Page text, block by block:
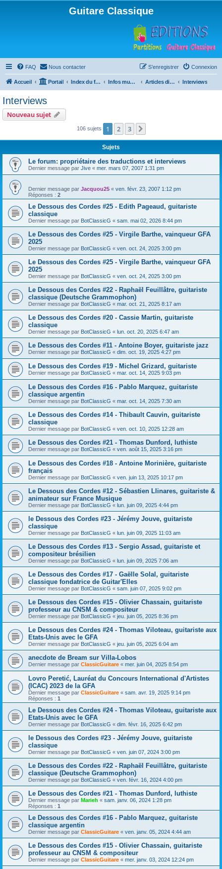
Guitare Classique
FAQ Nous contacter Connexion
S’enregistrer
Accueil Portail Index du forum Infos musicales Articles divers Interviews
Interviews
Nouveau sujet
106 sujets 1 2 3
Sujets
Le forum: propriétaire des traductions et interviews
Dernier message par Jive « mer. mars 07, 2007 1:31 pm
Dernier message par Jacquou25 « ven. févr. 23, 2007 1:12 pm
Réponses : 2
Le Dessous des Cordes #25 - Edith Pageaud, guitariste
classique
Dernier message par BotClassicG « sam. mai 02, 2026 8:44 pm
Le Dessous des Cordes #25 - Virgile Barthe, vainqueur GFA
2025
Dernier message par BotClassicG « ven. oct. 24, 2025 3:00 pm
Le Dessous des Cordes #25 - Virgile Barthe, vainqueur GFA
2025
Dernier message par BotClassicG « ven. oct. 24, 2025 3:00 pm
Le Dessous des Cordes #22 - Raphaël Feuillâtre, guitariste
classique (Deutsche Grammophon)
Dernier message par BotClassicG « mar. oct. 21, 2025 8:17 am
Le Dessous des Cordes #20 - Cassie Martin, guitariste
classique
Dernier message par BotClassicG « lun. oct. 20, 2025 6:47 am
Le Dessous des Cordes #11 - Antoine Boyer, guitariste jazz
Dernier message par BotClassicG « dim. oct. 19, 2025 4:27 pm
Le Dessous des Cordes #19 - Michel Grizard, guitariste
Dernier message par BotClassicG « mar. oct. 14, 2025 9:03 pm
Le Dessous des Cordes #16 - Pablo Marquez, guitariste
classique argentin
Dernier message par BotClassicG « mar. oct. 14, 2025 7:30 am
Le Dessous des Cordes #14 - Thibault Cauvin, guitariste
classique
Dernier message par BotClassicG « ven. oct. 10, 2025 12:28 am
Le Dessous des Cordes #21 - Thomas Dunford, luthiste
Dernier message par BotClassicG « ven. août 15, 2025 3:16 pm
Le Dessous des Cordes #18 - Antoine Morinière, guitariste
français
Dernier message par BotClassicG « ven. juin 13, 2025 10:17 pm
Le Dessous des Cordes #12 - Sébastien Llinares, guitariste &
animateur sur France Musique
Dernier message par BotClassicG « lun. juin 09, 2025 4:44 pm
le Dessous des Cordes #23 - Jérémy Jouve, guitariste
classique
Dernier message par BotClassicG « lun. juin 09, 2025 11:03 am
Le Dessous des Cordes #13 - Sergio Assad, guitariste et
compositeur brésilien
Dernier message par BotClassicG « lun. juin 09, 2025 7:06 am
Le Dessous des Cordes #17 - Gaëlle Solal, guitariste
classique fondatrice de Guitar'Elles
Dernier message par BotClassicG « sam. juin 07, 2025 9:02 pm
Le Dessous des Cordes #15 - Olivier Chassain, guitariste
professeur au CNSM & compositeur
Dernier message par BotClassicG « jeu. juin 05, 2025 8:36 pm
Le Dessous des Cordes #24 - Thomas Viloteau, guitariste aux
Etats-Unis avec le GFA
Dernier message par BotClassicG « jeu. juin 05, 2025 6:04 am
anecdote de Bream sur Villa-Lobos
Dernier message par ClassicGuitare « mer. juin 04, 2025 8:54 pm
Lovro Peretić, Lauréat du Concours International d'Artistes
(ICAC) 2023 de la GFA
Dernier message par ClassicGuitare « sam. avr. 19, 2025 9:14 pm
Réponses : 1
Le Dessous des Cordes #24 - Thomas Viloteau, guitariste aux
Etats-Unis avec le GFA
Dernier message par BotClassicG « dim. févr. 16, 2025 6:42 pm
le Dessous des Cordes #23 - Jérémy Jouve, guitariste
classique
Dernier message par BotClassicG « ven. juin 07, 2024 3:00 pm
Le Dessous des Cordes #22 - Raphaël Feuillâtre, guitariste
classique (Deutsche Grammophon)
Dernier message par BotClassicG « ven. févr. 16, 2024 4:00 pm
Le Dessous des Cordes #21 - Thomas Dunford, luthiste
Dernier message par Marieh « sam. janv. 06, 2024 1:28 pm
Réponses : 1
Le Dessous des Cordes #16 - Pablo Marquez, guitariste
classique argentin
Dernier message par ClassicGuitare « ven. janv. 05, 2024 4:44 am
Le Dessous des Cordes #15 - Olivier Chassain, guitariste
professeur au CNSM & compositeur
Dernier message par ClassicGuitare « mer. janv. 03, 2024 12:24 pm